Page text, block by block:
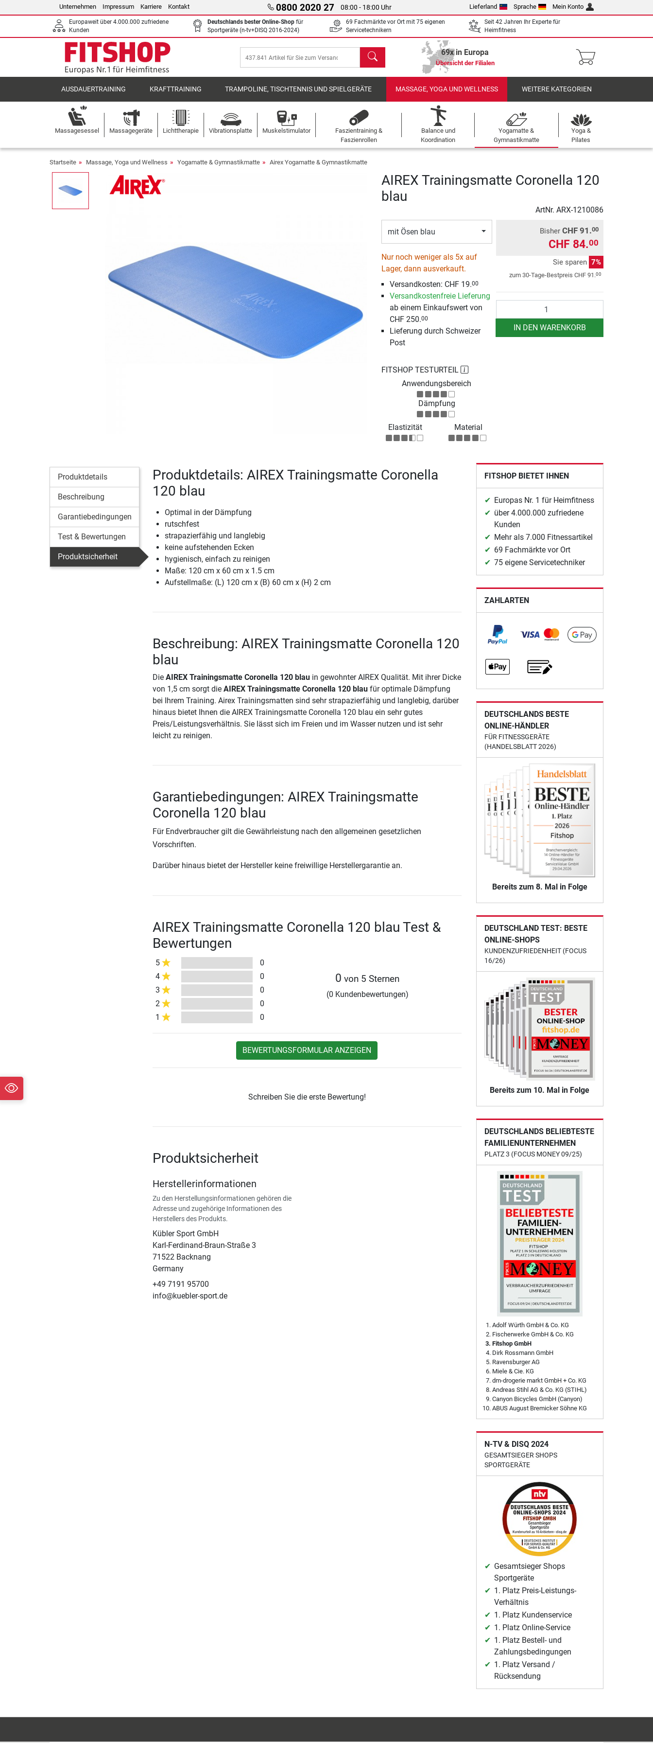
Unternehmen Impressum Karriere Kontakt 0800 2020 27 08:00 - 18:00 Uhr Lieferland Sprache Mein Konto
Europaweit über 4.000.000 zufriedene
Kunden
Deutschlands bester Online-Shop für
Sportgeräte (n-tv+DISQ 2016-2024)
69 Fachmärkte vor Ort mit 75 eigenen
Servicetechnikern
Seit 42 Jahren Ihr Experte für
Heimfitness
Suchen 69x in Europa
Übersicht der Filialen
AUSDAUERTRAINING KRAFTTRAINING TRAMPOLINE, TISCHTENNIS UND SPIELGERÄTE MASSAGE, YOGA UND WELLNESS WEITERE KATEGORIEN
Massagesessel Massagegeräte Lichttherapie Vibrationsplatte Muskelstimulator
Faszientraining &
Faszienrollen
Balance und
Koordination
Yogamatte &
Gymnastikmatte
Yoga &
Pilates
Startseite Massage, Yoga und Wellness Yogamatte & Gymnastikmatte Airex Yogamatte & Gymnastikmatte
AIREX Trainingsmatte Coronella 120
blau
ArtNr. ARX-1210086
mit Ösen blau
Nur noch weniger als 5x auf
Lager, dann ausverkauft.
Versandkosten: CHF 19.00
Versandkostenfreie Lieferung
ab einem Einkaufswert von
CHF 250.00
Lieferung durch Schweizer
Post
Bisher CHF 91.00
CHF 84.00
Sie sparen 7%
zum 30-Tage-Bestpreis CHF 91.00
IN DEN WARENKORB
FITSHOP TESTURTEIL
Anwendungsbereich
Dämpfung
Elastizität Material
Produktdetails
Beschreibung
Garantiebedingungen
Test & Bewertungen
Produktsicherheit
Produktdetails: AIREX Trainingsmatte Coronella
120 blau
Optimal in der Dämpfung
rutschfest
strapazierfähig und langlebig
keine aufstehenden Ecken
hygienisch, einfach zu reinigen
Maße: 120 cm x 60 cm x 1.5 cm
Aufstellmaße: (L) 120 cm x (B) 60 cm x (H) 2 cm
Beschreibung: AIREX Trainingsmatte Coronella 120
blau
Die AIREX Trainingsmatte Coronella 120 blauin gewohnter AIREX Qualität. Mit ihrer Dicke
von 1,5 cm sorgt die AIREX Trainingsmatte Coronella 120 blaufür optimale Dämpfung
bei Ihrem Training. Airex Trainingsmatten sind sehr strapazierfähig und langlebig, darüber
hinaus bietet Ihnen die AIREX Trainingsmatte Coronella 120 blau ein sehr gutes
Preis/Leistungsverhältnis. Sie lässt sich im Freien und im Wasser nutzen und ist sehr
leicht zu reinigen.
Garantiebedingungen: AIREX Trainingsmatte
Coronella 120 blau
Für Endverbraucher gilt die Gewährleistung nach den allgemeinen gesetzlichen
Vorschriften.
Darüber hinaus bietet der Hersteller keine freiwillige Herstellergarantie an.
AIREX Trainingsmatte Coronella 120 blau Test &
Bewertungen
5
0
4
0
3
0
2
0
1
0
0 von 5 Sternen
(0 Kundenbewertungen)
BEWERTUNGSFORMULAR ANZEIGEN
Schreiben Sie die erste Bewertung!
Produktsicherheit
Herstellerinformationen
Zu den Herstellungsinformationen gehören die
Adresse und zugehörige Informationen des
Herstellers des Produkts.
Kübler Sport GmbH
Karl-Ferdinand-Braun-Straße 3
71522 Backnang
Germany
+49 7191 95700
info@kuebler-sport.de
FITSHOP BIETET IHNEN
Europas Nr. 1 für Heimfitness
über 4.000.000 zufriedene
Kunden
Mehr als 7.000 Fitnessartikel
69 Fachmärkte vor Ort
75 eigene Servicetechniker
ZAHLARTEN
DEUTSCHLANDS BESTE
ONLINE-HÄNDLER
FÜR FITNESSGERÄTE
(HANDELSBLATT 2026)
Bereits zum 8. Mal in Folge
DEUTSCHLAND TEST: BESTE
ONLINE-SHOPS
KUNDENZUFRIEDENHEIT (FOCUS
16/26)
Bereits zum 10. Mal in Folge
DEUTSCHLANDS BELIEBTESTE
FAMILIENUNTERNEHMEN
PLATZ 3 (FOCUS MONEY 09/25)
Adolf Würth GmbH & Co. KG
Fischerwerke GmbH & Co. KG
Fitshop GmbH
Dirk Rossmann GmbH
Ravensburger AG
Miele & Cie. KG
dm-drogerie markt GmbH + Co. KG
Andreas Stihl AG & Co. KG (STIHL)
Canyon Bicycles GmbH (Canyon)
ABUS August Bremicker Söhne KG
N-TV & DISQ 2024
GESAMTSIEGER SHOPS
SPORTGERÄTE
Gesamtsieger Shops
Sportgeräte
1. Platz Preis-Leistungs-
Verhältnis
1. Platz Kundenservice
1. Platz Online-Service
1. Platz Bestell- und
Zahlungsbedingungen
1. Platz Versand /
Rücksendung